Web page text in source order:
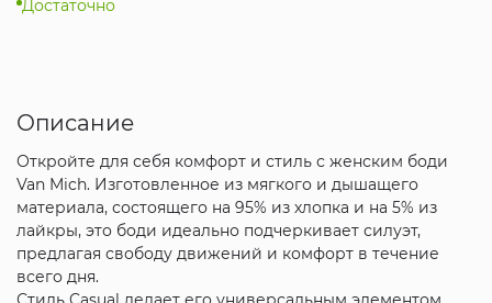
Достаточно
Описание
Откройте для себя комфорт и стиль с женским боди
Van Mich. Изготовленное из мягкого и дышащего
материала, состоящего на 95% из хлопка и на 5% из
лайкры, это боди идеально подчеркивает силуэт,
предлагая свободу движений и комфорт в течение
всего дня.